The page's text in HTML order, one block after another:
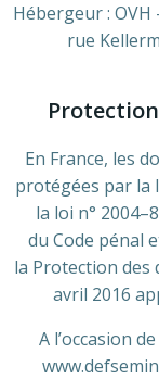
Hébergeur : OVH
rue
En France, les
protégées par la
la loi n°
du Code pénal
la Protection des
avril 2016
A l’occasion